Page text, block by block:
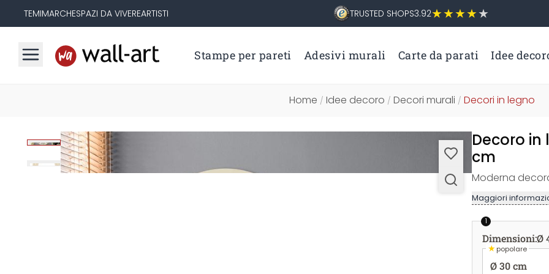
TEMIMARCHESPAZI DA VIVEREARTISTI TRUSTED SHOPS3.92
Stampe per pareti Adesivi murali Carte da parati Idee
Home / Idee decoro / Decori murali / Decori in legno
Decoro
cm
Moderna
Maggiori
1
Dimensioni:Ø
★popolare
Ø 30 cm